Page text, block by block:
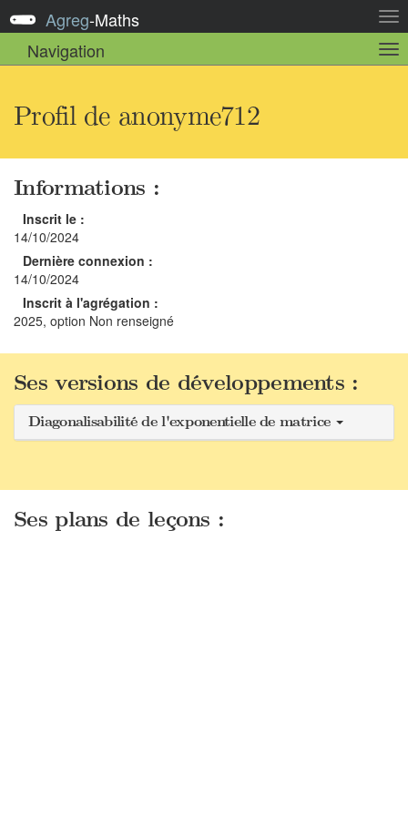
la
Agreg-Maths
Navigation
la
Profil de anonyme712
Informations :
Inscrit le :
14/10/2024
Dernière connexion :
14/10/2024
Inscrit à l'agrégation :
2025, option Non renseigné
Ses versions de développements :
Diagonalisabilité de l'exponentielle de matrice
Ses plans de leçons :